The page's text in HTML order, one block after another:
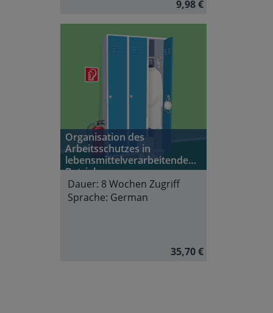
9,98 €
Organisation des
Arbeitsschutzes in
lebensmittelverarbeitenden
Betrieben
Dauer: 8 Wochen Zugriff
Sprache: German
35,70 €